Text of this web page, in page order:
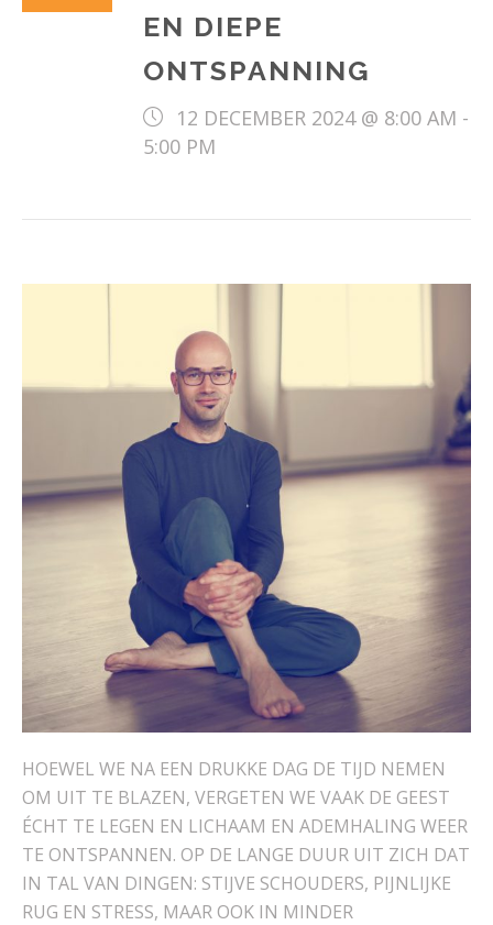
EN DIEPE
ONTSPANNING
12 DECEMBER 2024 @ 8:00 AM -
5:00 PM
HOEWEL WE NA EEN DRUKKE DAG DE TIJD NEMEN
OM UIT TE BLAZEN, VERGETEN WE VAAK DE GEEST
ÉCHT TE LEGEN EN LICHAAM EN ADEMHALING WEER
TE ONTSPANNEN. OP DE LANGE DUUR UIT ZICH DAT
IN TAL VAN DINGEN: STIJVE SCHOUDERS, PIJNLIJKE
RUG EN STRESS, MAAR OOK IN MINDER